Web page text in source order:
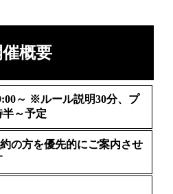
催概要
～ ※ルール説明30分、プ
半～予定
の方を優先的にご案内させ